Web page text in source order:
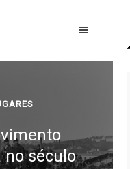
século